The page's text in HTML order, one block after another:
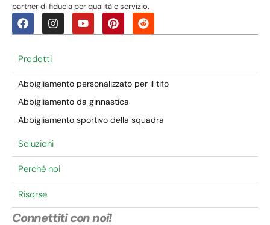
partner di fiducia per qualità e servizio.
Prodotti
Abbigliamento personalizzato per il tifo
Abbigliamento da ginnastica
Abbigliamento sportivo della squadra
Soluzioni
Perché noi
Risorse
Connettiti con noi!